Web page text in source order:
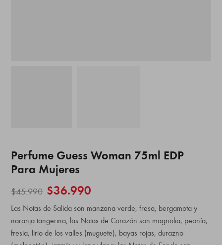
Perfume Guess Woman 75ml EDP
Para Mujeres
$45.990 $36.990
Las Notas de Salida son manzana verde, fresa, bergamota y
naranja tangerina; las Notas de Corazón son magnolia, peonía,
fresia, lirio de los valles (muguete), bayas rojas, durazno